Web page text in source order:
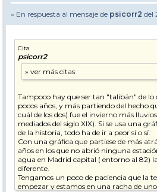
» En respuesta al mensaje de psicorr2 del
Cita
psicorr2
Tampoco hay que ser tan "talibán" de lo
pocos años, y más partiendo del hecho
cuál de los dos) fue el invierno más
mediados del siglo XIX). Si se usa una
de la historia, todo ha de ir a peor sí o sí.
Con una gráfica que partiese de más
años en los que no abrió ninguna
agua en Madrid capital ( entorno al 82)
diferente.
Tengamos un poco de paciencia que la
empezar y estamos en una racha de